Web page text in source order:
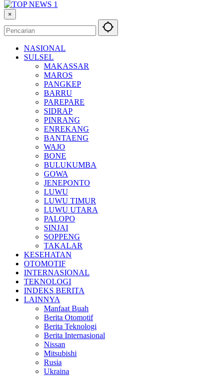
×
NASIONAL
SULSEL
MAKASSAR
MAROS
PANGKEP
BARRU
PAREPARE
SIDRAP
PINRANG
ENREKANG
BANTAENG
WAJO
BONE
BULUKUMBA
GOWA
JENEPONTO
LUWU
LUWU TIMUR
LUWU UTARA
PALOPO
SINJAI
SOPPENG
TAKALAR
KESEHATAN
OTOMOTIF
INTERNASIONAL
TEKNOLOGI
INDEKS BERITA
LAINNYA
Manfaat Buah
Berita Otomotif
Berita Teknologi
Berita Internasional
Nissan
Mitsubishi
Rusia
Ukraina